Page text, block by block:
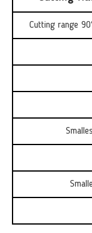
Cutting range